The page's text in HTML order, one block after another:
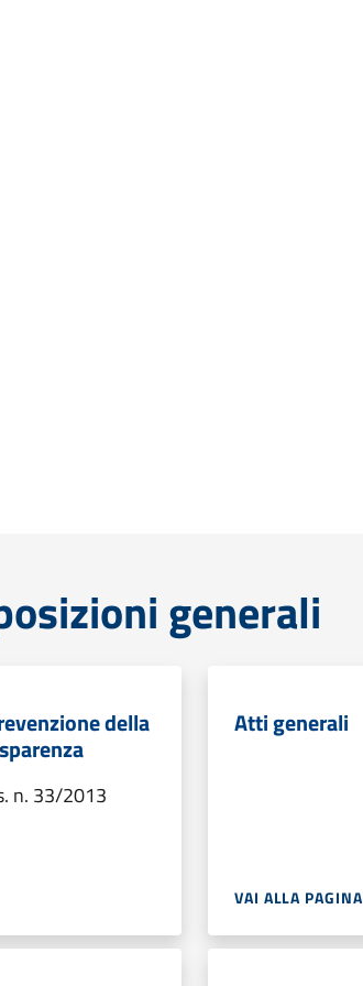
generali
della
n. 33/2013
Atti generali
VAI ALLA PAGINA